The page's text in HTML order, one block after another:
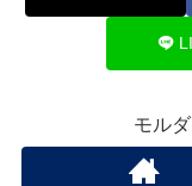
モル